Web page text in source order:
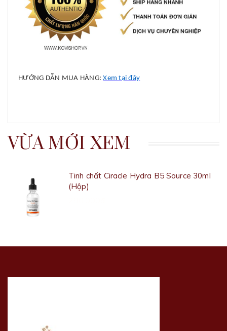
HƯỚNG DẪN MUA HÀNG:Xem tại đây
VỪA MỚI XEM
Tinh chất Ciracle Hydra B5 Source 30ml
(Hộp)